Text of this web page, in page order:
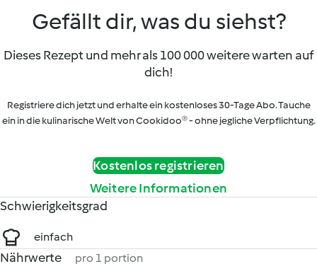
Gefällt dir, was du siehst?
Dieses Rezept und mehr als 100 000 weitere warten auf
dich!
Registriere dich jetzt und erhalte ein kostenloses 30-Tage Abo. Tauche
ein in die kulinarische Welt von Cookidoo® - ohne jegliche Verpflichtung.
Kostenlos registrieren
Weitere Informationen
Schwierigkeitsgrad
einfach
Nährwerte pro 1 portion